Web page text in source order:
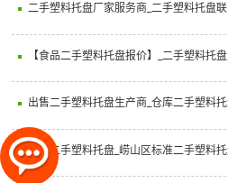
二手塑料托盘厂家服务商_二手塑料托盘联系方式_
【食品二手塑料托盘报价】_二手塑料托盘厂家联系方式_食品二手塑
出售二手塑料托盘生产商_仓库二手塑料托盘工
标准二手塑料托盘_崂山区标准二手塑料托盘哪家好_